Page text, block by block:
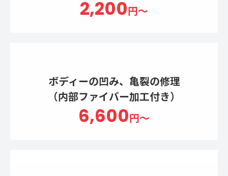
2,200円～
ボディーの凹み、亀裂の修理
（内部ファイバー加工付き）
6,600円～